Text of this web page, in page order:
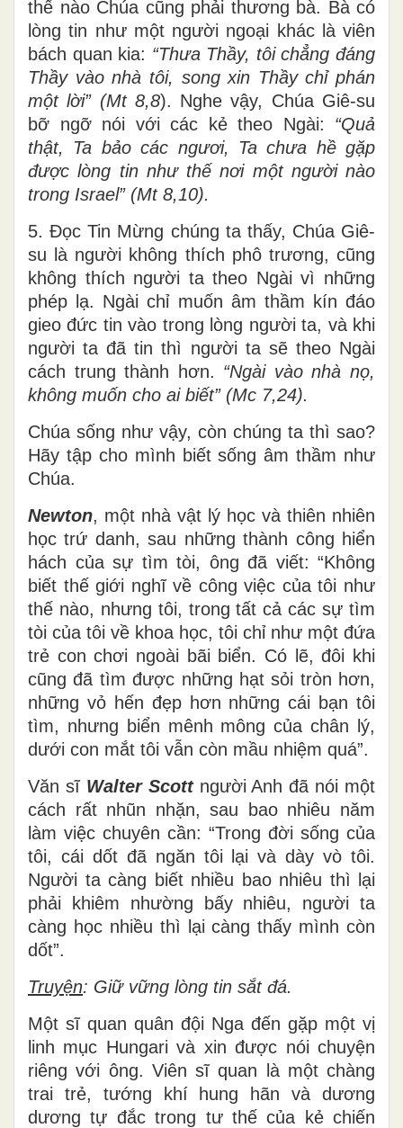
thế nào Chúa cũng phải thương bà. Bà có
lòng tin như một người ngoại khác là viên
bách quan kia: “Thưa Thầy, tôi chẳng đáng
Thầy vào nhà tôi, song xin Thầy chỉ phán
một lời” (Mt 8,8). Nghe vậy, Chúa Giê-su
bỡ ngỡ nói với các kẻ theo Ngài: “Quả
thật, Ta bảo các ngươi, Ta chưa hề gặp
được lòng tin như thế nơi một người nào
trong Israel” (Mt 8,10).
5. Đọc Tin Mừng chúng ta thấy, Chúa Giê-
su là người không thích phô trương, cũng
không thích người ta theo Ngài vì những
phép lạ. Ngài chỉ muốn âm thầm kín đáo
gieo đức tin vào trong lòng người ta, và khi
người ta đã tin thì người ta sẽ theo Ngài
cách trung thành hơn. “Ngài vào nhà nọ,
không muốn cho ai biết” (Mc 7,24).
Chúa sống như vậy, còn chúng ta thì sao?
Hãy tập cho mình biết sống âm thầm như
Chúa.
Newton, một nhà vật lý học và thiên nhiên
học trứ danh, sau những thành công hiển
hách của sự tìm tòi, ông đã viết: “Không
biết thế giới nghĩ về công việc của tôi như
thế nào, nhưng tôi, trong tất cả các sự tìm
tòi của tôi về khoa học, tôi chỉ như một đứa
trẻ con chơi ngoài bãi biển. Có lẽ, đôi khi
cũng đã tìm được những hạt sỏi tròn hơn,
những vỏ hến đẹp hơn những cái bạn tôi
tìm, nhưng biển mênh mông của chân lý,
dưới con mắt tôi vẫn còn mầu nhiệm quá”.
Văn sĩ Walter Scottngười Anh đã nói một
cách rất nhũn nhặn, sau bao nhiêu năm
làm việc chuyên cần: “Trong đời sống của
tôi, cái dốt đã ngăn tôi lại và dày vò tôi.
Người ta càng biết nhiều bao nhiêu thì lại
phải khiêm nhường bấy nhiêu, người ta
càng học nhiều thì lại càng thấy mình còn
dốt”.
Truyện: Giữ vững lòng tin sắt đá.
Một sĩ quan quân đội Nga đến gặp một vị
linh mục Hungari và xin được nói chuyện
riêng với ông. Viên sĩ quan là một chàng
trai trẻ, tướng khí hung hãn và dương
dương tự đắc trong tư thế của kẻ chiến